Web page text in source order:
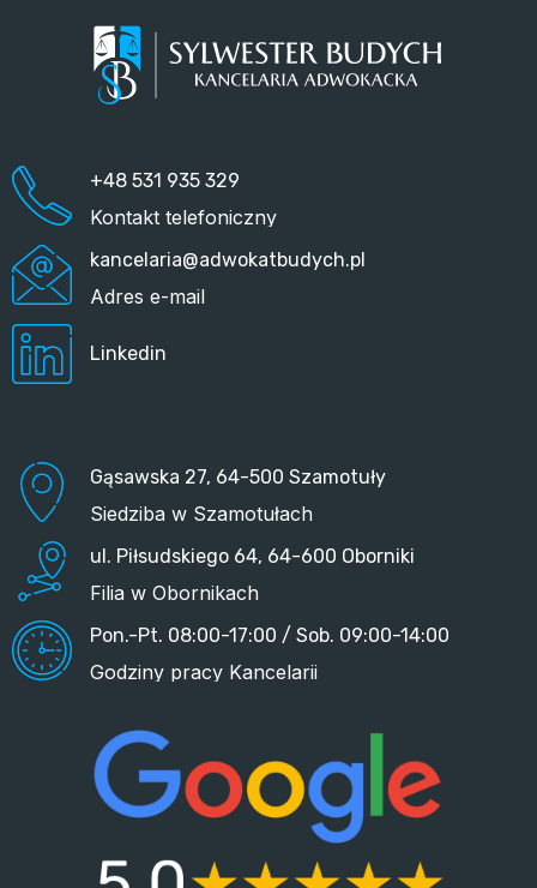
+48 531 935 329
Kontakt telefoniczny
kancelaria@adwokatbudych.pl
Adres e-mail
Linkedin
Gąsawska 27, 64-500 Szamotuły
Siedziba w Szamotułach
ul. Piłsudskiego 64, 64-600 Oborniki
Filia w Obornikach
Pon.-Pt. 08:00-17:00 / Sob. 09:00-14:00
Godziny pracy Kancelarii